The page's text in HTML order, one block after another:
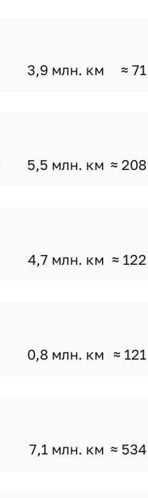
3,9 млн. км ≈
5,5 млн. км ≈
4,7 млн. км ≈
0,8 млн. км ≈
7,1 млн. км ≈